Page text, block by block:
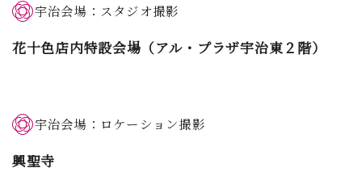
宇治会場：スタジオ撮影
花十色店内特設会場（アル・プラザ宇治東２階）
宇治会場：ロケーション撮影
興聖寺